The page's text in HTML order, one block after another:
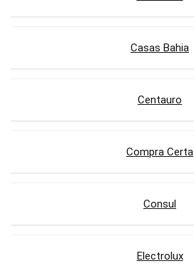
Casas Bahia
Centauro
Compra Certa
Consul
Electrolux